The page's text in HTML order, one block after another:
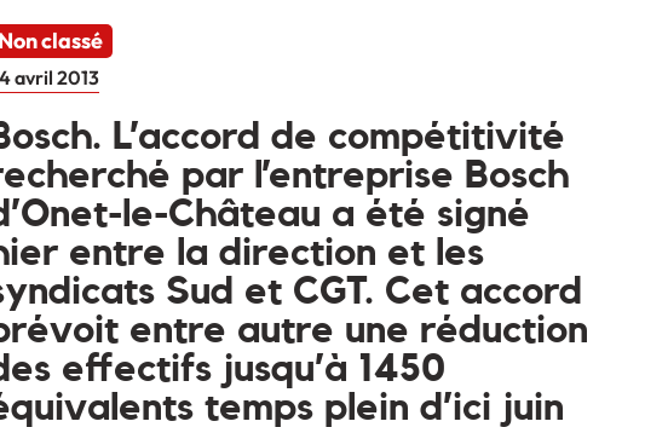
Non classé
avril 2013
L’accord de compétitivité
par l’entreprise Bosch
le-Château a été signé
entre la direction et les
Sud et CGT. Cet accord
entre autre une réduction
effectifs jusqu’à 1450
temps plein d’ici juin